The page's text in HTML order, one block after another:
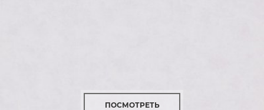
ПОСМОТРЕТЬ